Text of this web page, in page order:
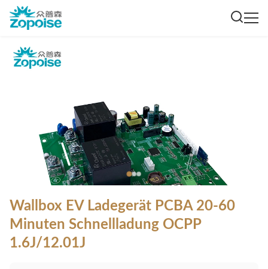
Wallbox EV Ladegerät PCBA 20-60
Minuten Schnellladung OCPP
1.6J/12.01J